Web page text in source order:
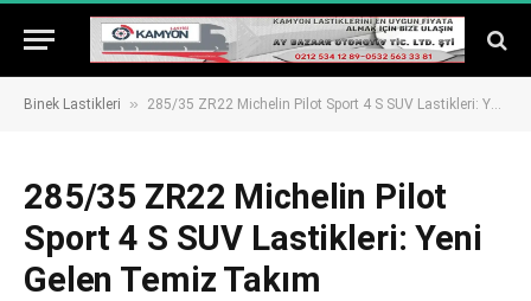
Binek Lastikleri » 285/35 ZR22 Michelin Pilot Sport 4 S SUV Lastikleri: Yeni Gelen Temiz Takım
285/35 ZR22 Michelin Pilot
Sport 4 S SUV Lastikleri: Yeni
Gelen Temiz Takım